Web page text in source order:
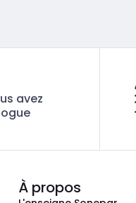
avez
À propos